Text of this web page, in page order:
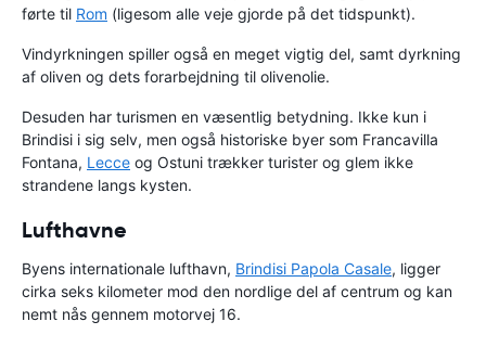
førte til Rom (ligesom alle veje gjorde på det tidspunkt).
Vindyrkningen spiller også en meget vigtig del, samt dyrkning
af oliven og dets forarbejdning til olivenolie.
Desuden har turismen en væsentlig betydning. Ikke kun i
Brindisi i sig selv, men også historiske byer som Francavilla
Fontana, Lecce og Ostuni trækker turister og glem ikke
strandene langs kysten.
Lufthavne
Byens internationale lufthavn, Brindisi Papola Casale, ligger
cirka seks kilometer mod den nordlige del af centrum og kan
nemt nås gennem motorvej 16.